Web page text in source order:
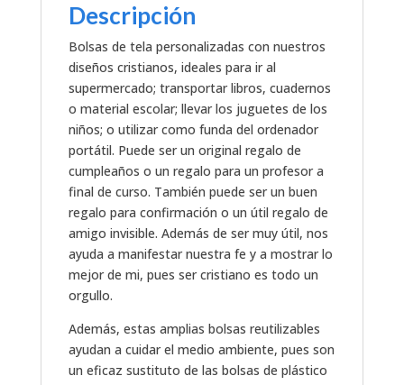
Descripción
Bolsas de tela personalizadas con nuestros
diseños cristianos, ideales para ir al
supermercado; transportar libros, cuadernos
o material escolar; llevar los juguetes de los
niños; o utilizar como funda del ordenador
portátil. Puede ser un original regalo de
cumpleaños o un regalo para un profesor a
final de curso. También puede ser un buen
regalo para confirmación o un útil regalo de
amigo invisible. Además de ser muy útil, nos
ayuda a manifestar nuestra fe y a mostrar lo
mejor de mi, pues ser cristiano es todo un
orgullo.
Además, estas amplias bolsas reutilizables
ayudan a cuidar el medio ambiente, pues son
un eficaz sustituto de las bolsas de plástico